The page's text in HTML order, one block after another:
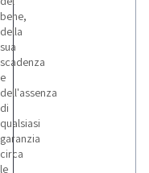
bene,
della
sua
scadenza
e
dell'assenza
di
qualsiasi
garanzia
circa
le